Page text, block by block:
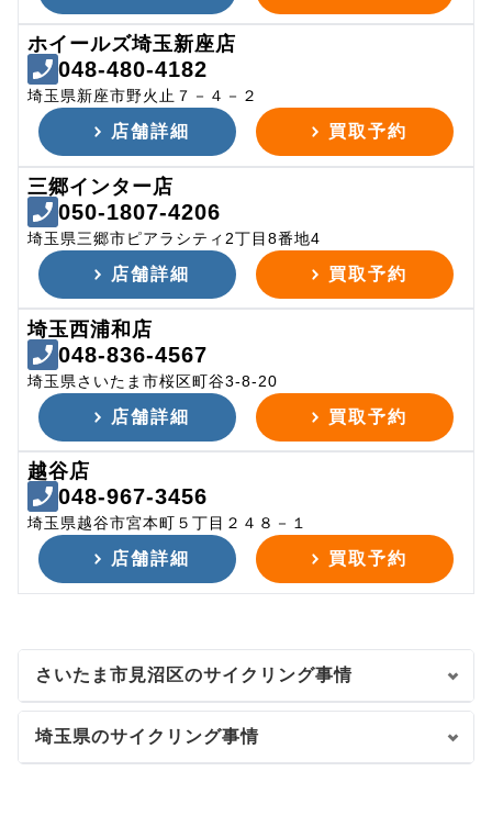
ホイールズ埼玉新座店
048-480-4182
埼玉県新座市野火止７－４－２
店舗詳細 買取予約
三郷インター店
050-1807-4206
埼玉県三郷市ピアラシティ2丁目8番地4
店舗詳細 買取予約
埼玉西浦和店
048-836-4567
埼玉県さいたま市桜区町谷3-8-20
店舗詳細 買取予約
越谷店
048-967-3456
埼玉県越谷市宮本町５丁目２４８－１
店舗詳細 買取予約
さいたま市見沼区のサイクリング事情
埼玉県のサイクリング事情